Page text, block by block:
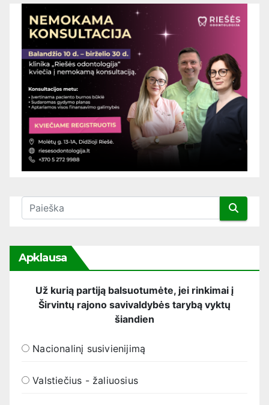
Apklausa
Už kurią partiją balsuotumėte, jei rinkimai į
Širvintų rajono savivaldybės tarybą vyktų
šiandien
Nacionalinį susivienijimą
Valstiečius - žaliuosius